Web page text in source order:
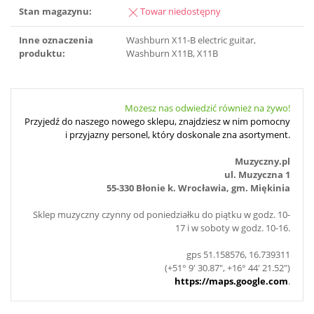
Stan magazynu: Towar niedostępny
Inne oznaczenia
produktu:
Washburn X11-B electric guitar,
Washburn X11B, X11B
Możesz nas odwiedzić również na żywo!
Przyjedź do naszego nowego sklepu, znajdziesz w nim pomocny
i przyjazny personel, który doskonale zna asortyment.
Muzyczny.pl
ul. Muzyczna 1
55-330 Błonie k. Wrocławia, gm. Miękinia
Sklep muzyczny czynny od poniedziałku do piątku w godz. 10-
17 i w soboty w godz. 10-16.
gps 51.158576, 16.739311
(+51° 9' 30.87", +16° 44' 21.52")
https://maps.google.com.